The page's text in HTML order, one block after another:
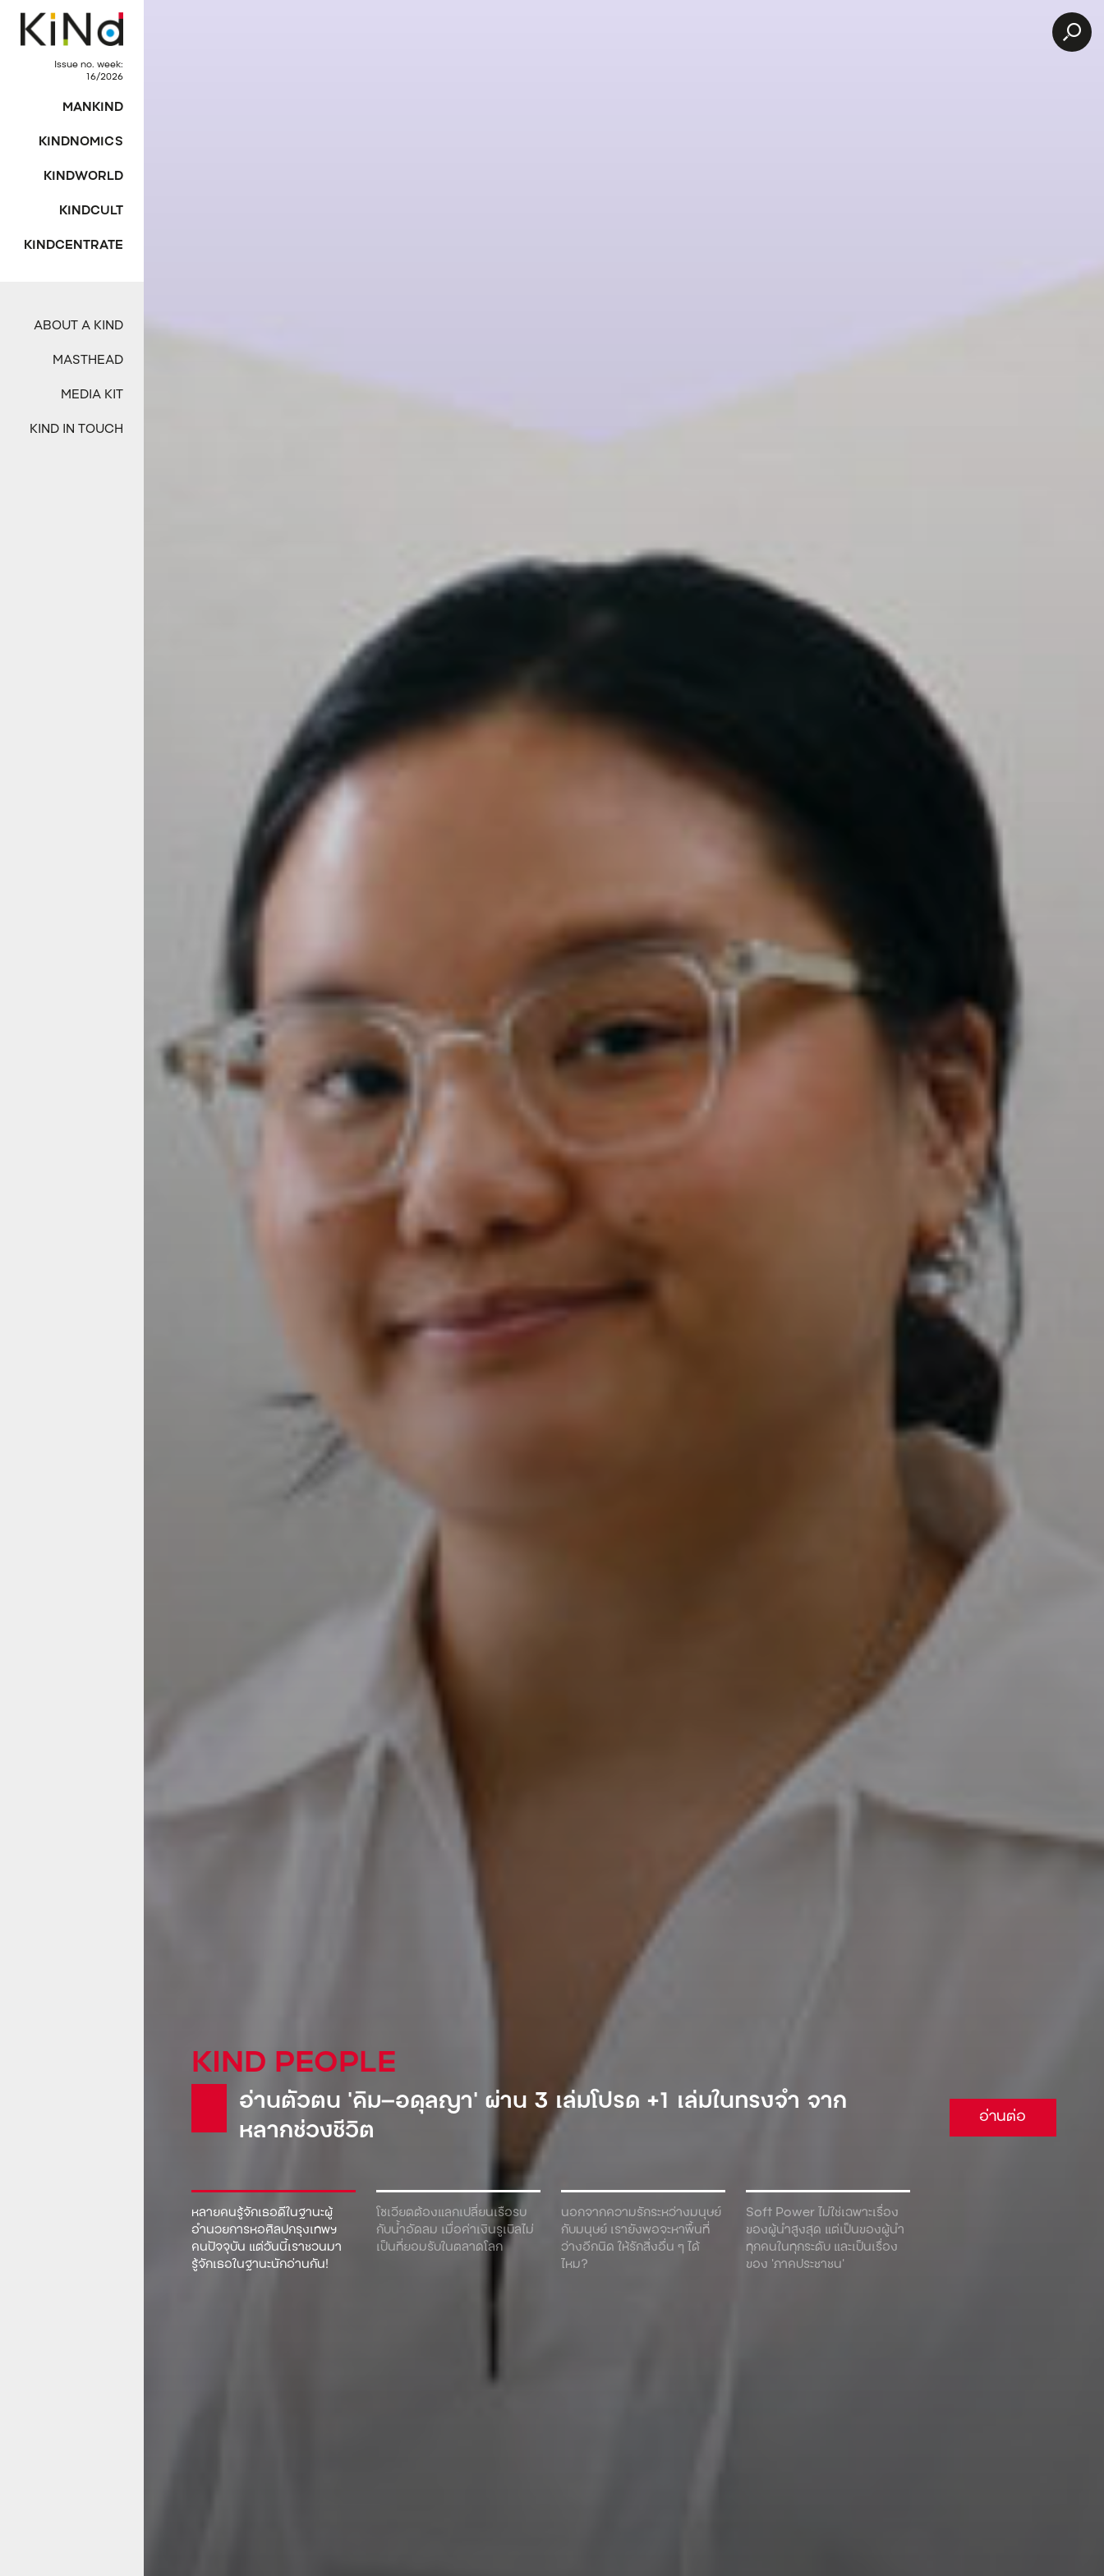
Issue no. week:
16/2026
MANKIND
KINDNOMICS
KINDWORLD
KINDCULT
KINDCENTRATE
ABOUT A KIND
MASTHEAD
MEDIA KIT
KIND IN TOUCH
หลายคนรู้จักเธอดีในฐานะผู้
อำนวยการหอศิลปกรุงเทพฯ
คนปัจจุบัน แต่วันนี้เราชวนมา
รู้จักเธอในฐานะนักอ่านกัน!
โซเวียตต้องแลกเปลี่ยนเรือรบ
กับน้ำอัดลม เมื่อค่าเงินรูเบิลไม่
เป็นที่ยอมรับในตลาดโลก
นอกจากความรักระหว่างมนุษย์
กับมนุษย์ เรายังพอจะหาพื้นที่
ว่างอีกนิด ให้รักสิ่งอื่น ๆ ได้
ไหม?
Soft Power ไม่ใช่เฉพาะเรื่อง
ของผู้นําสูงสุด แต่เป็นของผู้นํา
ทุกคนในทุกระดับ และเป็นเรื่อง
ของ ‘ภาคประชาชน’
KIND GLOBAL
Pepsi: น้ำอัดลมเจ้าแรกที่เข้ามาตีตลาดโซเวียต จนต้องยอม
ขายเรือดำน้ำเพื่อแลกกับเครื่องดื่ม!
อ่านต่อ